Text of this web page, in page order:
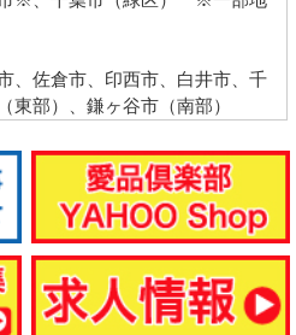
、佐倉市、印西市、白井市、千
東部）、鎌ヶ谷市（南部）